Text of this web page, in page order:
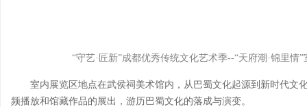
“守艺·匠新”成都优秀传统文化艺术季--“天府潮·锦里
室内展览区地点在武侯祠美术馆内，从巴蜀文化起源到新时代文
频播放和馆藏作品的展出，游历巴蜀文化的落成与演变。